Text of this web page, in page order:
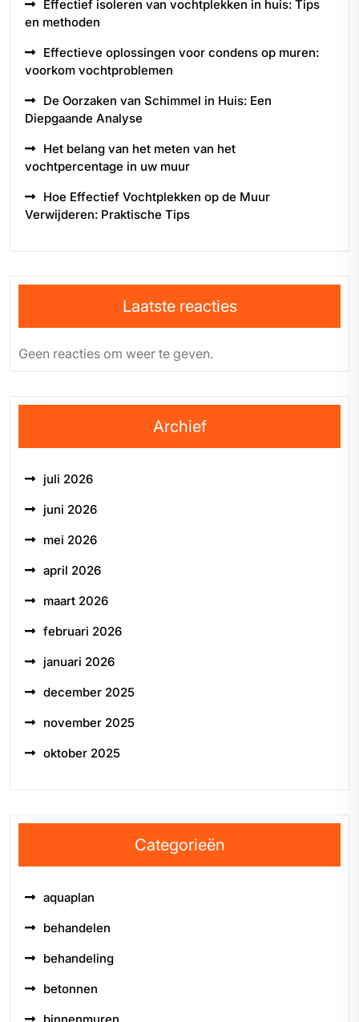
Effectief isoleren van vochtplekken in huis: Tips
en methoden
Effectieve oplossingen voor condens op muren:
voorkom vochtproblemen
De Oorzaken van Schimmel in Huis: Een
Diepgaande Analyse
Het belang van het meten van het
vochtpercentage in uw muur
Hoe Effectief Vochtplekken op de Muur
Verwijderen: Praktische Tips
Laatste reacties
Geen reacties om weer te geven.
Archief
juli 2026
juni 2026
mei 2026
april 2026
maart 2026
februari 2026
januari 2026
december 2025
november 2025
oktober 2025
Categorieën
aquaplan
behandelen
behandeling
betonnen